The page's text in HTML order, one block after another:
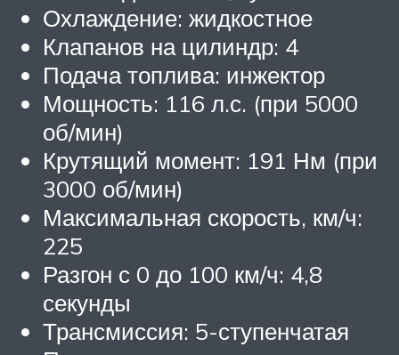
Охлаждение: жидкостное
Клапанов на цилиндр: 4
Подача топлива: инжектор
Мощность: 116 л.с. (при 5000
об/мин)
Крутящий момент: 191 Нм (при
3000 об/мин)
Максимальная скорость, км/ч:
225
Разгон с 0 до 100 км/ч: 4,8
секунды
Трансмиссия: 5-ступенчатая